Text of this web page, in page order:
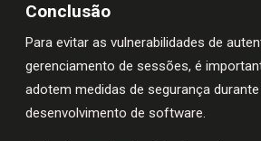
Conclusão
Para evitar as vulnerabilidades de
gerenciamento de sessões, é
adotem medidas de segurança
desenvolvimento de software.